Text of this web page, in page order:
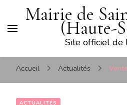
Mairie de
(Haute-
Site officiel de
Accueil Actualités
ACTUALITÉS